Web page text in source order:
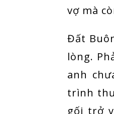
vợ mà
Đất
lòng.
anh
trình
gối trở